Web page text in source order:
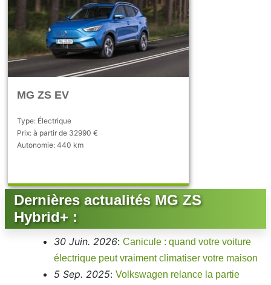
MG ZS EV
Type: Électrique
Prix: à partir de 32990 €
Autonomie: 440 km
Dernières actualités MG ZS
Hybrid+ :
30 Juin. 2026:Canicule : quand votre voiture
électrique peut vraiment climatiser votre maison
5 Sep. 2025:Volkswagen relance la partie